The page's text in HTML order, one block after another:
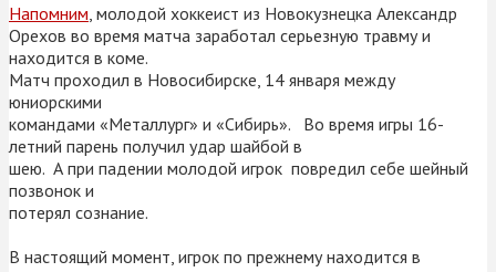
Напомним , молодой хоккеист из Новокузнецка Александр
Орехов во время матча заработал серьезную травму и
находится в коме.
Матч проходил в Новосибирске, 14 января между
юниорскими
командами «Металлург» и «Сибирь». Во время игры 16-
летний парень получил удар шайбой в
шею. А при падении молодой игрок повредил себе шейный
позвонок и
потерял сознание.
В настоящий момент, игрок по прежнемунаходится в